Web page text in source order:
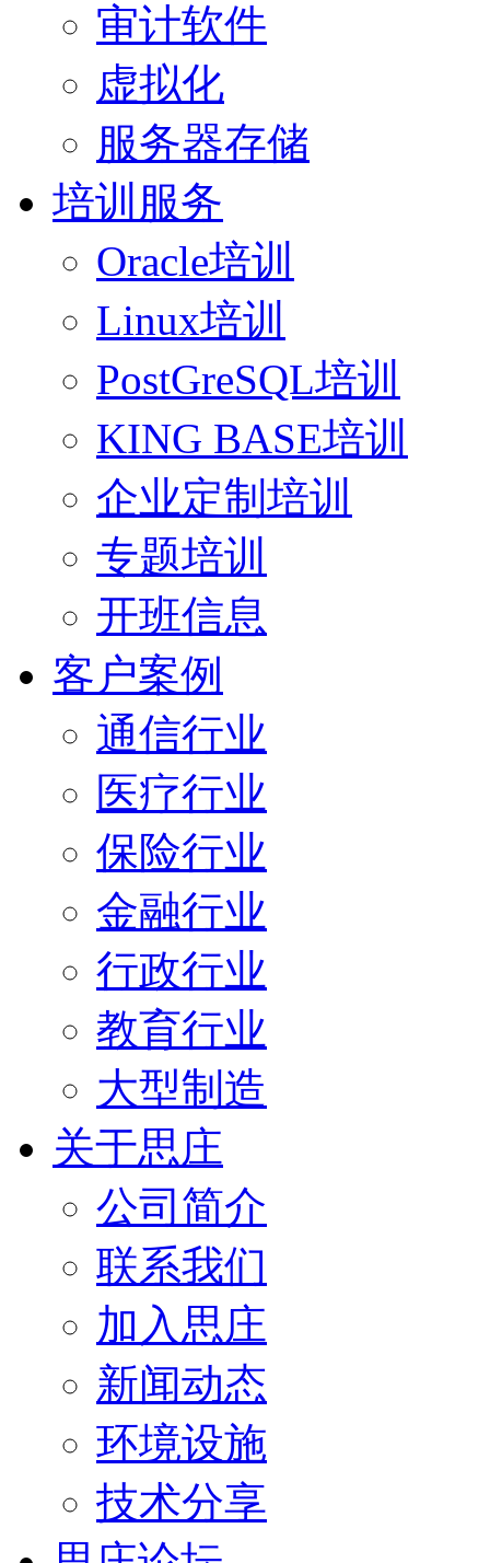
审计软件
虚拟化
服务器存储
培训服务
Oracle培训
Linux培训
PostGreSQL培训
KING BASE培训
企业定制培训
专题培训
开班信息
客户案例
通信行业
医疗行业
保险行业
金融行业
行政行业
教育行业
大型制造
关于思庄
公司简介
联系我们
加入思庄
新闻动态
环境设施
技术分享